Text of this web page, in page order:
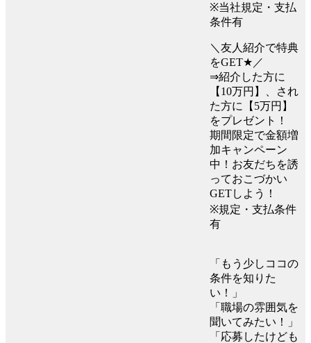
※当社規定・支払
条件有
＼友人紹介で特典
をGET★／
⇒紹介した方に
【10万円】、され
た方に【5万円】
をプレゼント！
期間限定で金額増
加キャンペーン
中！お友だちを誘
っておこづかい
GETしよう！
※規定・支払条件
有
「もう少しココの
条件を知りた
い！」
「職場の雰囲気を
聞いてみたい！」
「応募したけども